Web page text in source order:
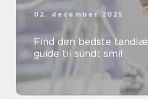
02. december 2025
Find den bedste
guide til sundt smil